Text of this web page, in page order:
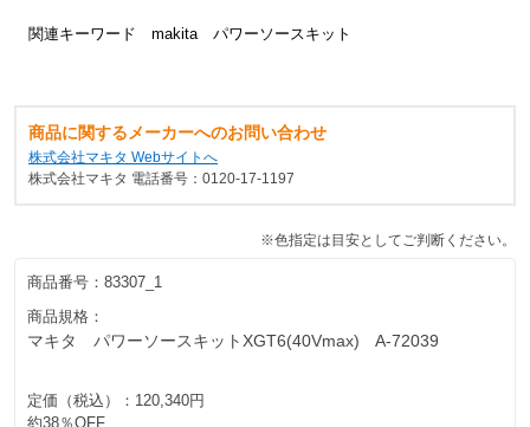
関連キーワード makita パワーソースキット
商品に関するメーカーへのお問い合わせ
株式会社マキタ Webサイトへ
株式会社マキタ 電話番号：0120-17-1197
※色指定は目安としてご判断ください。
商品番号： 83307_1
商品規格：
マキタ パワーソースキットXGT6(40Vmax) A-72039
定価（税込）： 120,340円
約38％OFF